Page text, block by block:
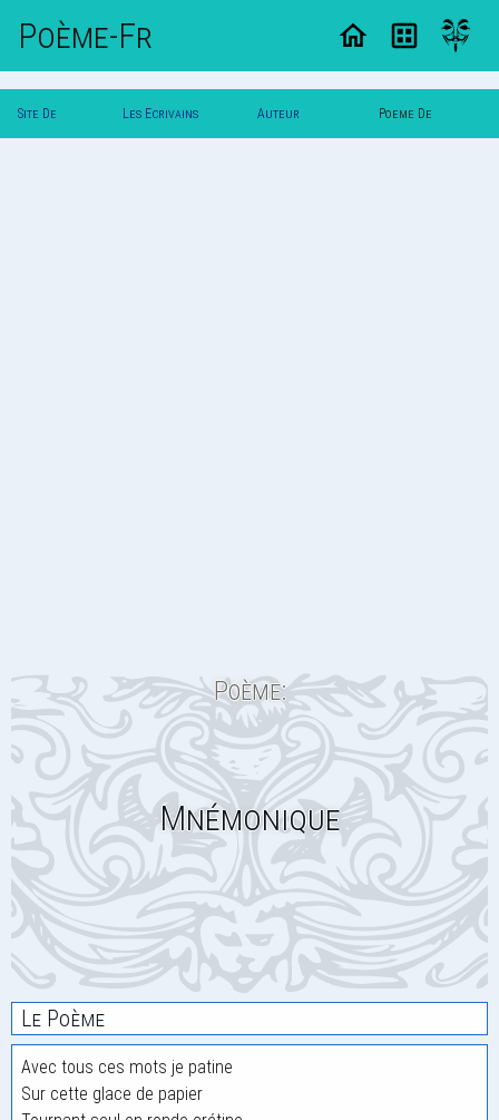
Poème-Fr
Site De Les Ecrivains Auteur Poeme De
Poème:
Mnémonique
Le Poème
Avec tous ces mots je patine
Sur cette glace de papier